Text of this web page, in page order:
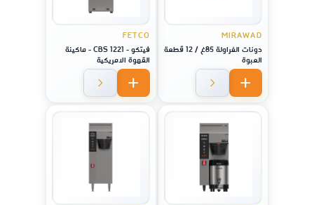
MIRAWAD
دونات الفراولة 85غ / 12 قطعة
العبوة
FETCO
فيتكو - CBS 1221 - ماكينة
القهوة الامريكية